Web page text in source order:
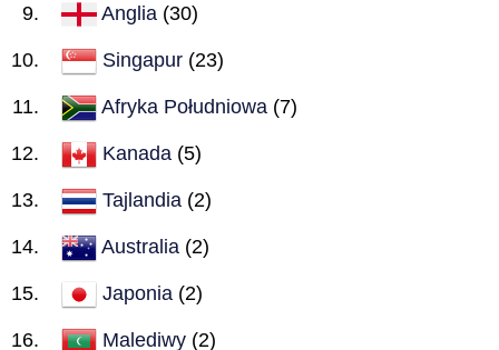
Anglia (30)
Singapur (23)
Afryka Południowa (7)
Kanada (5)
Tajlandia (2)
Australia (2)
Japonia (2)
Malediwy (2)